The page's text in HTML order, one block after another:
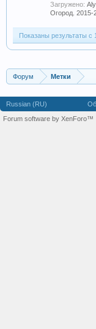
Загружено:
Огород. 2015-
Показаны результаты с
Форум Метки
Russian (RU)
Forum software by XenForo™